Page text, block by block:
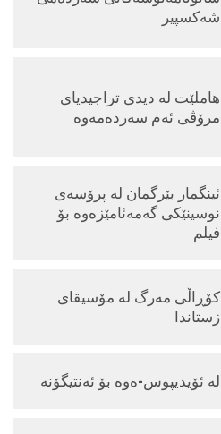
شەکسپیر
هاملێت لە دیدی تراجیدیای
مرۆڤی ئه‌م سه‌رده‌مەوە
ئینگمار بێرگمان لە پرۆسەی
نوسینێکی گەمەئامێزەوە بۆ
فیلم
کۆڕاڵی مەرگ لە مۆسیقای
زستاندا
لە ئۆیدیپوس-ەوە بۆ ئەنتیگۆنە